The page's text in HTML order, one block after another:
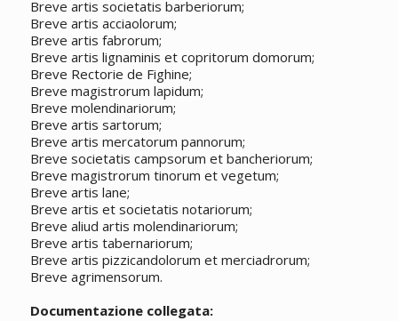
Breve artis societatis barberiorum;
Breve artis acciaolorum;
Breve artis fabrorum;
Breve artis lignaminis et copritorum domorum;
Breve Rectorie de Fighine;
Breve magistrorum lapidum;
Breve molendinariorum;
Breve artis sartorum;
Breve artis mercatorum pannorum;
Breve societatis campsorum et bancheriorum;
Breve magistrorum tinorum et vegetum;
Breve artis lane;
Breve artis et societatis notariorum;
Breve aliud artis molendinariorum;
Breve artis tabernariorum;
Breve artis pizzicandolorum et merciadrorum;
Breve agrimensorum.
Documentazione collegata: